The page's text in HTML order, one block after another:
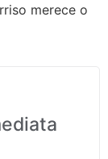
merece o